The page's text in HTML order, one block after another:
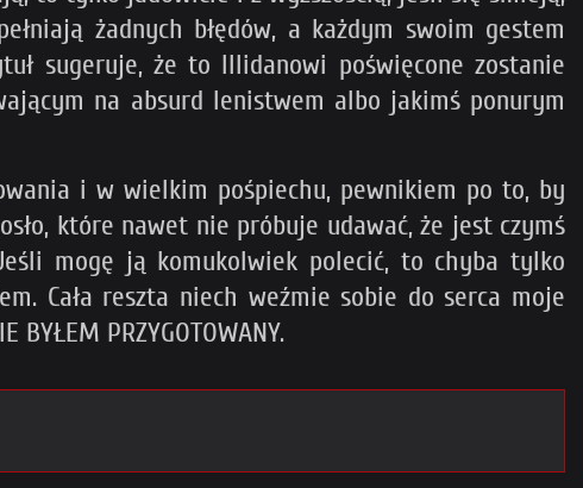
żadnych błędów, a każdym swoim gestem
sugeruje, że to Illidanowi poświęcone zostanie
na absurd lenistwem albo jakimś ponurym
i w wielkim pośpiechu, pewnikiem po to, by
które nawet nie próbuje udawać, że jest czymś
mogę ją komukolwiek polecić, to chyba tylko
Cała reszta niech weźmie sobie do serca moje
PRZYGOTOWANY.